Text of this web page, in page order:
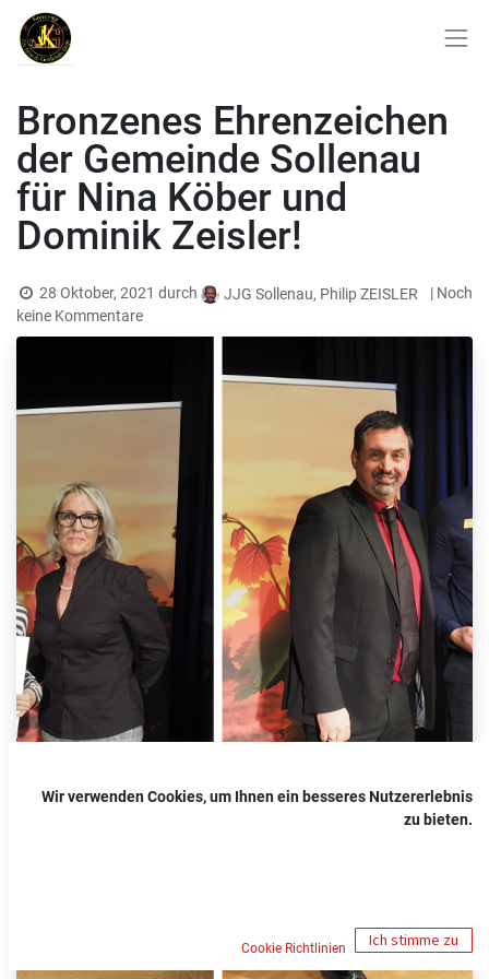
Bronzenes Ehrenzeichen
der Gemeinde Sollenau
für Nina Köber und
Dominik Zeisler!
28 Oktober, 2021 durch JJG Sollenau, Philip ZEISLER
| Noch
keine Kommentare
Wir verwenden Cookies, um Ihnen ein besseres Nutzererlebnis
zu bieten.
Cookie Richtlinien Ich stimme zu